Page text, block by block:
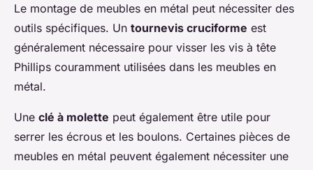
Le montage de meubles en métal peut nécessiter des
outils spécifiques. Un tournevis cruciforme est
généralement nécessaire pour visser les vis à tête
Phillips couramment utilisées dans les meubles en
métal.
Une clé à molette peut également être utile pour
serrer les écrous et les boulons. Certaines pièces de
meubles en métal peuvent également nécessiter une